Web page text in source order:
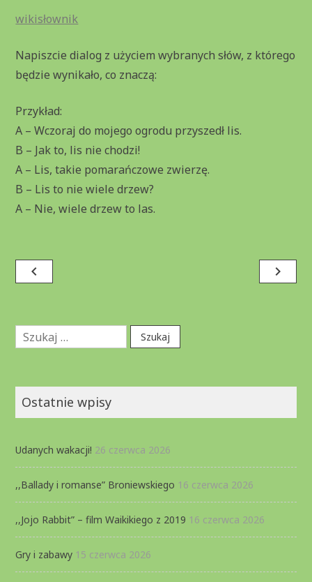
wikisłownik
Napiszcie dialog z użyciem wybranych słów, z którego
będzie wynikało, co znaczą:
Przykład:
A – Wczoraj do mojego ogrodu przyszedł lis.
B – Jak to, lis nie chodzi!
A – Lis, takie pomarańczowe zwierzę.
B – Lis to nie wiele drzew?
A – Nie, wiele drzew to las.
Nawigacja
wpisu
navigate_before navigate_next
Szukaj:
Ostatnie wpisy
Udanych wakacji! 26 czerwca 2026
,,Ballady i romanse” Broniewskiego 16 czerwca 2026
,,Jojo Rabbit” – film Waikikiego z 2019 16 czerwca 2026
Gry i zabawy 15 czerwca 2026